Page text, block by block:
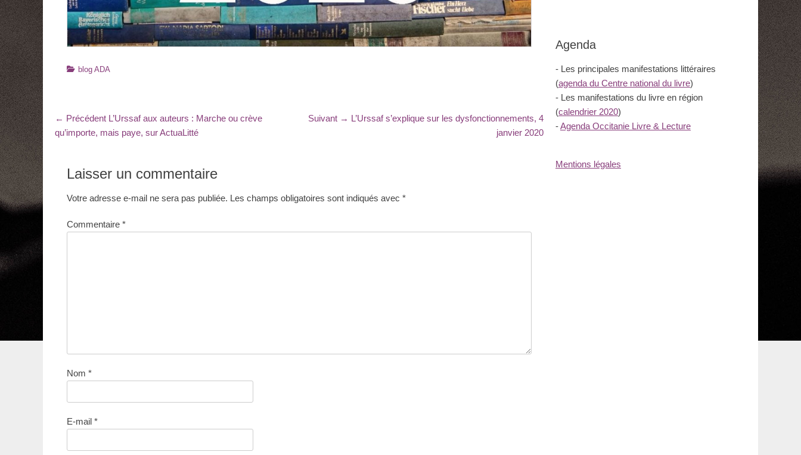
Catégories
blog ADA
Navigation
de
← Précédent Article
précédent
L’Urssaf aux auteurs : Marche ou crève
qu’importe, mais paye, sur ActuaLitté
Suivant → Article
L’Urssaf s’explique sur les dysfonctionnements, 4
janvier 2020
Laisser un commentaire
Votre adresse e-mail ne sera pas publiée. Les champs obligatoires sont indiqués avec *
Commentaire *
Nom *
E-mail *
Agenda
- Les principales manifestations littéraires
(agenda du Centre national du livre)
- Les manifestations du livre en région
(calendrier 2020)
-Agenda Occitanie Livre & Lecture
Mentions légales